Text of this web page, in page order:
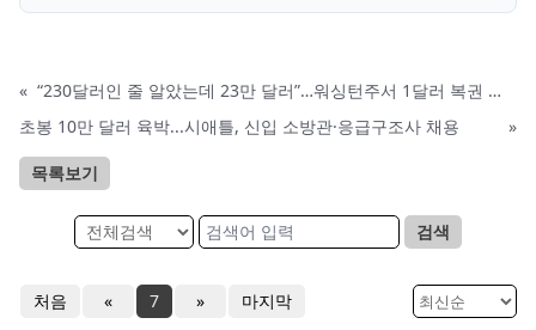
«
“230달러인 줄 알았는데 23만 달러”…워싱턴주서 1달러 복권 대박
초봉 10만 달러 육박...시애틀, 신입 소방관·응급구조사 채용
»
목록보기
검색
처음 « 7 » 마지막